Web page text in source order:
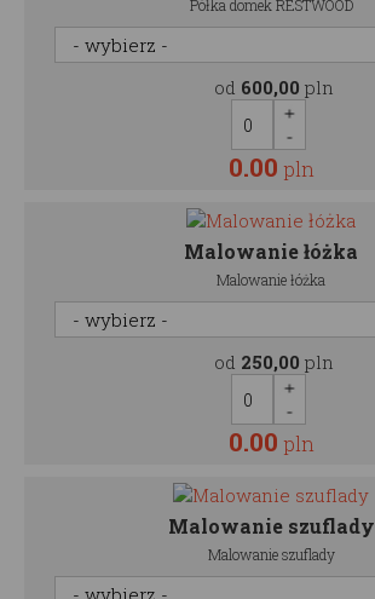
Półka domek RESTWOOD
od 600,00 pln
0.00 pln
Malowanie łóżka
Malowanie łóżka
od 250,00 pln
0.00 pln
Malowanie szuflady
Malowanie szuflady